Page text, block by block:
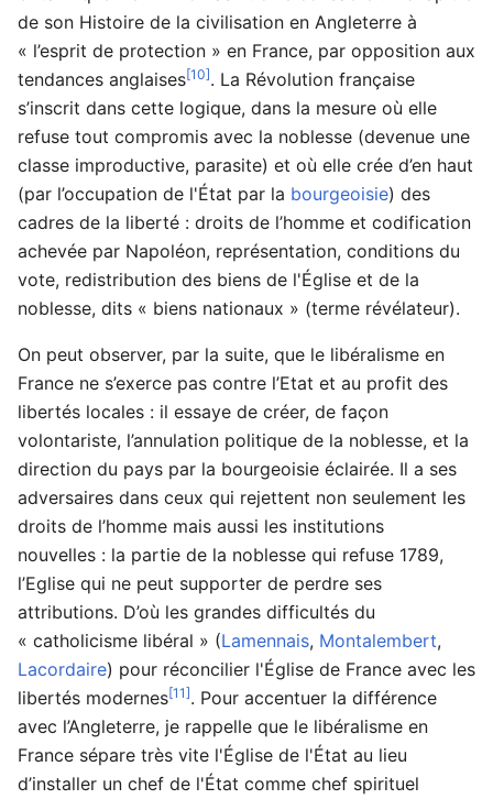
de son Histoire de la civilisation en Angleterre à
« l’esprit de protection » en France, par opposition aux
tendances anglaises[10]. La Révolution française
s’inscrit dans cette logique, dans la mesure où elle
refuse tout compromis avec la noblesse (devenue une
classe improductive, parasite) et où elle crée d’en haut
(par l’occupation de l'État par la bourgeoisie) des
cadres de la liberté : droits de l’homme et codification
achevée par Napoléon, représentation, conditions du
vote, redistribution des biens de l'Église et de la
noblesse, dits « biens nationaux » (terme révélateur).
On peut observer, par la suite, que le libéralisme en
France ne s’exerce pas contre l’Etat et au profit des
libertés locales : il essaye de créer, de façon
volontariste, l’annulation politique de la noblesse, et la
direction du pays par la bourgeoisie éclairée. Il a ses
adversaires dans ceux qui rejettent non seulement les
droits de l’homme mais aussi les institutions
nouvelles : la partie de la noblesse qui refuse 1789,
l’Eglise qui ne peut supporter de perdre ses
attributions. D’où les grandes difficultés du
« catholicisme libéral » (Lamennais, Montalembert,
Lacordaire) pour réconcilier l'Église de France avec les
libertés modernes[11]. Pour accentuer la différence
avec l’Angleterre, je rappelle que le libéralisme en
France sépare très vite l'Église de l'État au lieu
d’installer un chef de l'État comme chef spirituel